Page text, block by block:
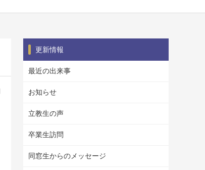
更新情報
最近の出来事
お知らせ
立教生の声
卒業生訪問
同窓生からのメッセージ